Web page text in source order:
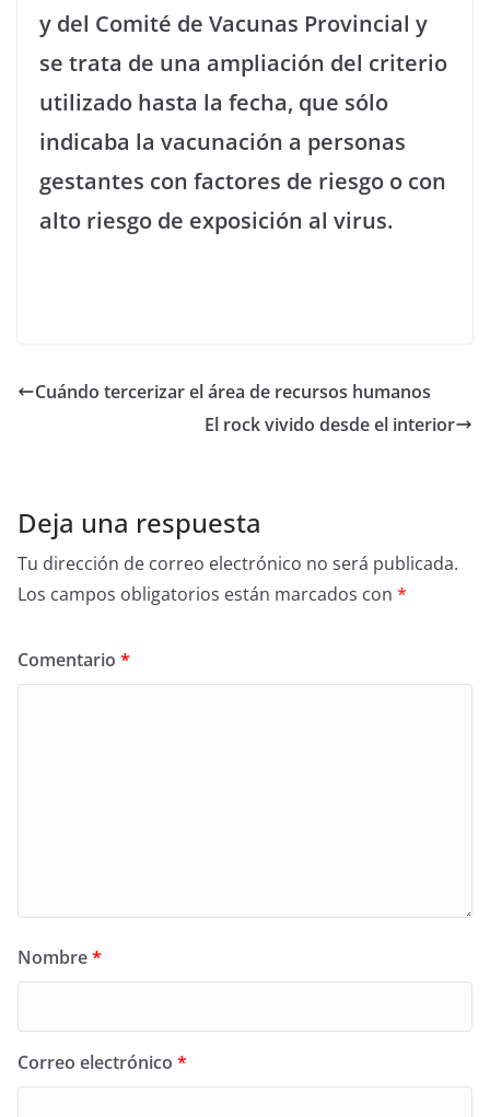
y del Comité de Vacunas Provincial y
se trata de una ampliación del criterio
utilizado hasta la fecha, que sólo
indicaba la vacunación a personas
gestantes con factores de riesgo o con
alto riesgo de exposición al virus.
Cuándo tercerizar el área de recursos humanos
El rock vivido desde el interior
Deja una respuesta
Tu dirección de correo electrónico no será publicada.
Los campos obligatorios están marcados con *
Comentario *
Nombre*
Correo electrónico *